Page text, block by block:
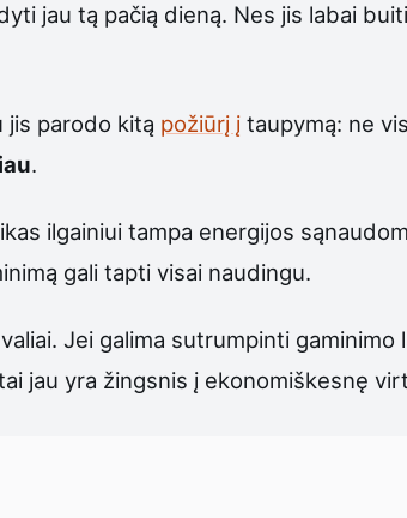
jau tą pačią dieną. Nes jis labai
jis parodo kitą požiūrį į taupymą: ne
.
ilgainiui tampa energijos
gali tapti visai naudingu.
Jei galima sutrumpinti gaminimo
jau yra žingsnis į ekonomiškesnę